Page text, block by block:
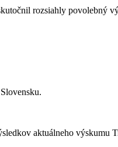
rozsiahly povolebný
aktuálneho výskumu